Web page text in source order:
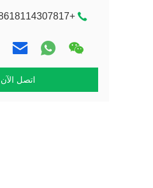
+8618114307817
اتصل الآن